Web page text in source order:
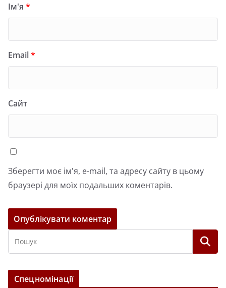
Ім'я *
Email*
Сайт
Зберегти моє ім'я, e-mail, та адресу сайту в цьому
браузері для моїх подальших коментарів.
Спецномінації